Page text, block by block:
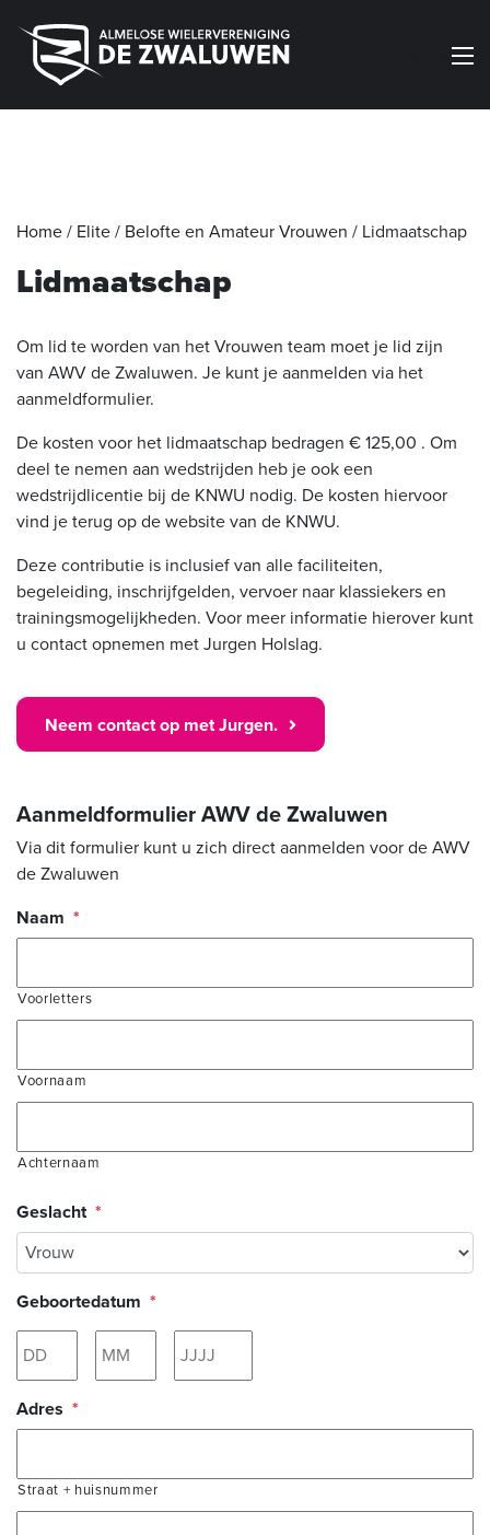
Home / Elite / Belofte en Amateur Vrouwen / Lidmaatschap
Lidmaatschap
Om lid te worden van het Vrouwen team moet je lid zijn
van AWV de Zwaluwen. Je kunt je aanmelden via het
aanmeldformulier.
De kosten voor het lidmaatschap bedragen € 125,00 . Om
deel te nemen aan wedstrijden heb je ook een
wedstrijdlicentie bij de KNWU nodig. De kosten hiervoor
vind je terug op de website van de KNWU.
Deze contributie is inclusief van alle faciliteiten,
begeleiding, inschrijfgelden, vervoer naar klassiekers en
trainingsmogelijkheden. Voor meer informatie hierover kunt
u contact opnemen met Jurgen Holslag.
Neem contact op met Jurgen.
Aanmeldformulier AWV de Zwaluwen
Via dit formulier kunt u zich direct aanmelden voor de AWV
de Zwaluwen
Naam *
Voorletters
Voornaam
Achternaam
Geslacht *
Geboortedatum *
Adres *
Straat + huisnummer